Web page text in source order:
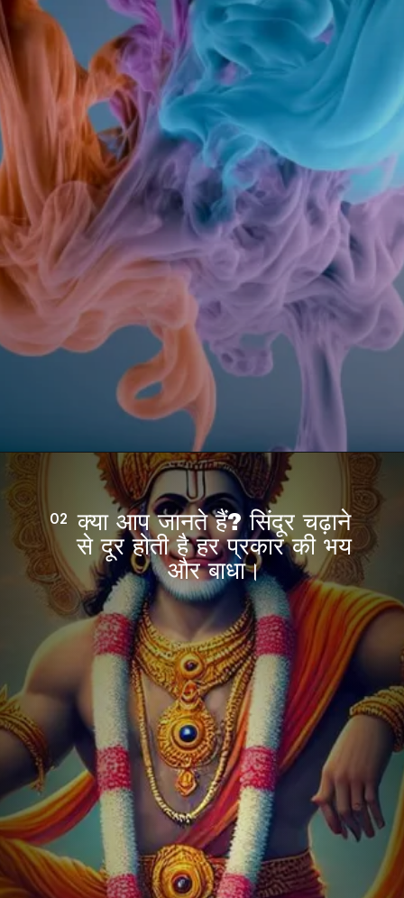
02
क्या आप जानते हैं? सिंदूर चढ़ाने
से दूर होती है हर प्रकार की भय
और बाधा।